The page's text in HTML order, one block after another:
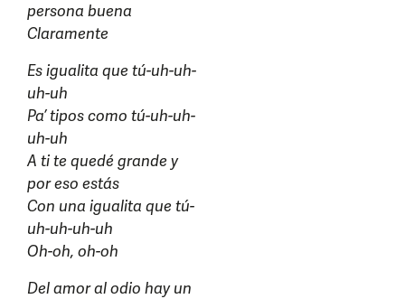
persona buena
Claramente
Es igualita que tú-uh-uh-
uh-uh
Pa’ tipos como tú-uh-uh-
uh-uh
A ti te quedé grande y
por eso estás
Con una igualita que tú-
uh-uh-uh-uh
Oh-oh, oh-oh
Del amor al odio hay un